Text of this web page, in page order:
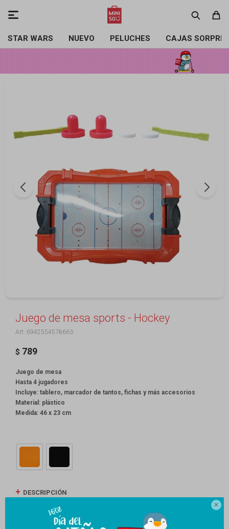

STAR WARS NUEVO PELUCHES CAJAS

Juego de mesa sports - Hockey
6942554578663
$ 789
Juego de mesa
Hasta 4 jugadores
Incluye: tablero, marcador de tantos, fichas y más accesorios
Material: plástico
Medida: 46 x 23 cm
DESCRIPCIÓN